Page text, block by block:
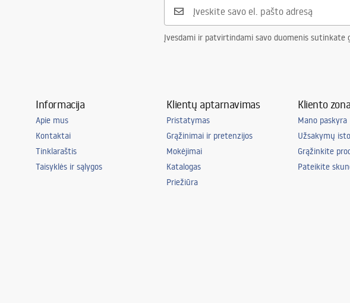
Taip
12W
Įvesdami ir patvirtindami savo duomenis sutinkate
Informacija
Apie mus
Kontaktai
Tinklaraštis
Taisyklės ir sąlygos
Klientų aptarnavimas
Pristatymas
Grąžinimai ir pretenzijos
Mokėjimai
Katalogas
Priežiūra
Kliento zona
Mano paskyra
Užsakymų
Grąžinkite
Pateikite